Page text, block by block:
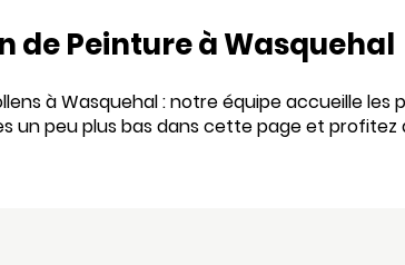
de Peinture à Wasquehal
à Wasquehal : notre équipe accueille les
un peu plus bas dans cette page et profitez